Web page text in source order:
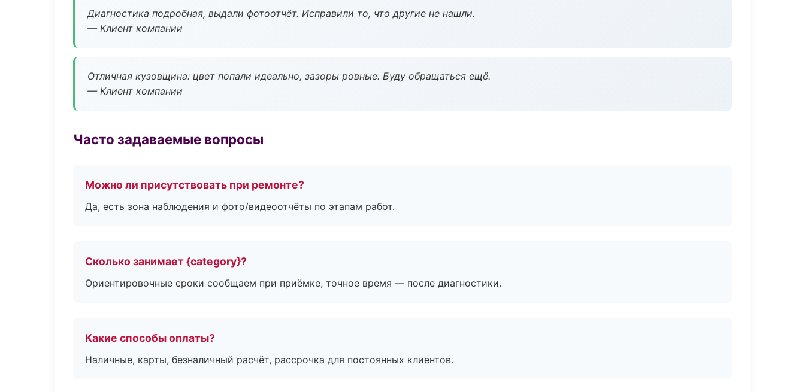
Диагностика подробная, выдали фотоотчёт. Исправили то, что другие не нашли.
— Клиент компании
Отличная кузовщина: цвет попали идеально, зазоры ровные. Буду обращаться ещё.
— Клиент компании
Часто задаваемые вопросы
Можно ли присутствовать при ремонте?
Да, есть зона наблюдения и фото/видеоотчёты по этапам работ.
Сколько занимает {category}?
Ориентировочные сроки сообщаем при приёмке, точное время — после диагностики.
Какие способы оплаты?
Наличные, карты, безналичный расчёт, рассрочка для постоянных клиентов.